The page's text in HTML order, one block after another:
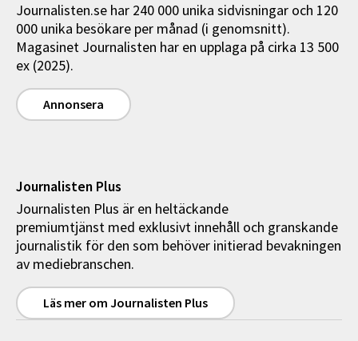
Journalisten.se har 240 000 unika sidvisningar och 120
000 unika besökare per månad (i genomsnitt).
Magasinet Journalisten har en upplaga på cirka 13 500
ex (2025).
Annonsera
Journalisten Plus
Journalisten Plus är en heltäckande
premiumtjänst med exklusivt innehåll och granskande
journalistik för den som behöver initierad bevakningen
av mediebranschen.
Läs mer om Journalisten Plus